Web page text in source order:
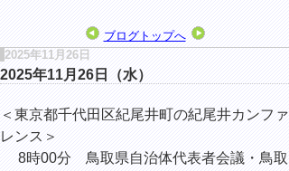
ブログトップへ
2025年11月26日
2025年11月26日（水）
＜東京都千代田区紀尾井町の紀尾井カンファ
レンス＞
8時00分 鳥取県自治体代表者会議・鳥取